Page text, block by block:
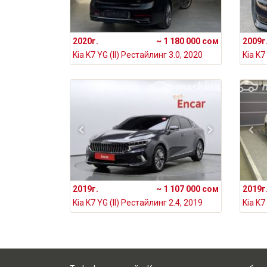
2020г.
~ 1 180 000 сом
Kia K7 YG (II) Рестайлинг 3.0, 2020
2009г.
Kia K7
2019г.
~ 1 107 000 сом
Kia K7 YG (II) Рестайлинг 2.4, 2019
2019г.
Kia